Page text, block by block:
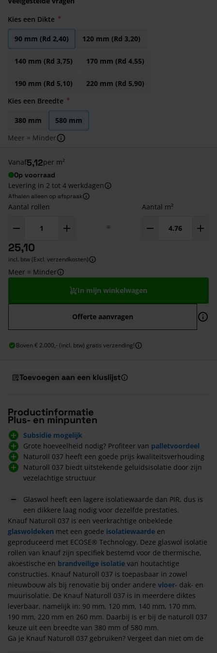
Kies een Dikte
90 mm (Rd 2,40) 120 mm (Rd 3,20)
140 mm (Rd 3,75) 170 mm (Rd 4,55)
190 mm (Rd 5,10)
220 mm (Rd 5,90)
Kies een Breedte
380 mm
580 mm
Meer = Minder
Vanaf5,12per m²
Op voorraad
Levering in 2 tot 4 werkdagen
Afhalen alleen op afspraak
Aantal rollen
=
Aantal m²
25,10
incl. btw (Excl. verzendkosten)
Meer = Minder
In mijn winkelwagen
Offerte aanvragen
Boven € 2.000,- (incl. btw) gratis verzending!
Toevoegen aan een kluslijst
Productinformatie
Plus- en minpunten
Subsidie mogelijk
Grote hoeveelheid nodig? Profiteer van palletvoordeel
Naturoll 037 heeft een goede prijs kwaliteitsverhouding
Naturoll 037 biedt uitstekende geluidsisolatie door zijn
vezelachtige structuur
Glaswol heeft een lagere isolatiewaarde dan PIR, dus is
een dikkere laag nodig voor dezelfde prestaties.
Knauf Naturoll 037 is een veerkrachtige onbeklede
glaswoldeken met een goede isolatiewaarde en
geproduceerd met ECOSE® Technology. Deze glaswol isolatie
rollen van knauf zijn specifiek bestemd voor de thermische,
akoestische en brandveilige isolatie van houtachtige
constructies. Knauf Naturoll 037 is toepasbaar in zowel
nieuwbouw als bij renovatie bij onder andere vloer- dak- en
muurisolatie. De Knauf Naturoll 037 is in meerdere diktes
leverbaar, namelijk in: 90 mm, 120 mm, 140 mm, 170 mm,
190 mm, 220 mm en 260 mm. Daarbij is er bij de naturoll 037
keuze uit een breedte van 380 mm of 580 mm.
Ga je Knauf Naturoll 037 gebruiken? Vergeet dan niet om de